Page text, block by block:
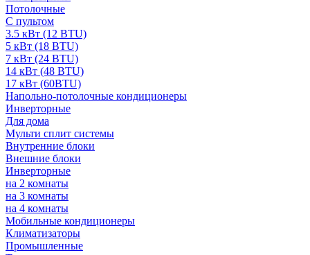
Потолочные
С пультом
3.5 кВт (12 BTU)
5 кВт (18 BTU)
7 кВт (24 BTU)
14 кВт (48 BTU)
17 кВт (60BTU)
Напольно-потолочные кондиционеры
Инверторные
Для дома
Мульти сплит системы
Внутренние блоки
Внешние блоки
Инверторные
на 2 комнаты
на 3 комнаты
на 4 комнаты
Мобильные кондиционеры
Климатизаторы
Промышленные